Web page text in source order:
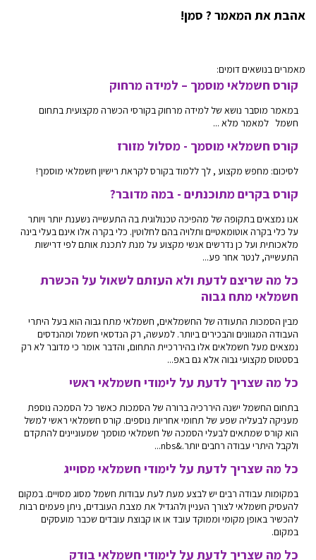
אהבת את המאמר ? סמן!
מאמרים בנושאים דומים:
קורס חשמלאי מוסמך – למידה מרחוק
במאמר מוסבר נושא של למידה מרחוק בקורסי הכשרה מקצועית בתחום
חשמל למאמר מלא ...
קורס חשמלאי מוסמך - מסלול מזורז
לסיכום: מחפש מקצוע , לך ללמוד בקורס לקראת רישיון חשמלאי מוסמך!
קורס בקרים מתוכנתים - במה מדובר?
אנו נמצאים בתקופה של מהפיכה טכנולוגית בה התעשייה נשענת יותר ויותר
על כלי בקרה אוטומאטיים ותלויה בהם לחלוטין. כלי בקרה אלו אינם בעלי בינה
מלאכותית ועל כן נדרשים אנשי מקצוע על מנת לתכנת אותם לפי דרישות
התעשייה, לנטר אחר פע...
כל מה שריצם לדעת ולא העזתם לשאול על הכשרת
חשמלאי מתח גבוה
מבין הסמכות התעודה של החשמלאים, חשמלאי מתח גבוה הוא בעל היתרי
העבודה המגוונים והבכירים ביותר. למעשה, רק הנדסאי חשמל ומהנדסים
נמצאים מעל חשמלאים אלו בהיררכיית התחום, והדבר אומר כי מדובר לא רק
בסטטוס מקצועי גבוה אלא גם באפ...
כל מה שצריך לדעת על לימודי חשמלאי ראשי
בתחום החשמל ישנה היררכיה ברורה של הסמכות כאשר כל הסמכה נוספת
מעניקה לבעליה שפע של תחומי אחריות נוספים. קורס חשמלאי ראשי למשל
הוא קורס שמתאים לבעלי הסמכה של חשמלאי מוסמך שמעוניינים להתקדם
ולקבל היתרי עבודה רחבים יותר.&nbs...
כל מה שצריך לדעת על לימודי חשמלאי מסוייג
במקומות עבודה רבים יש לבצע מעת לעת עבודות חשמל מסוג מסויים. במקום
להעסיק חשמלאי לצורך העניין ולהגדיל את מצבת העובדים, ניתן פעמים רבות
להכשיר באופן מקומי וממוקד עובד או או קבוצת עובדים שכבר מועסקים
במקום.
כל מה שצריך לדעת על לימודי חשמלאי בודק